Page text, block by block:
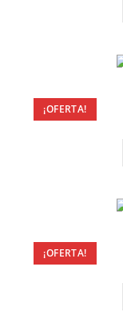
¡OFERTA!
¡OFERTA!